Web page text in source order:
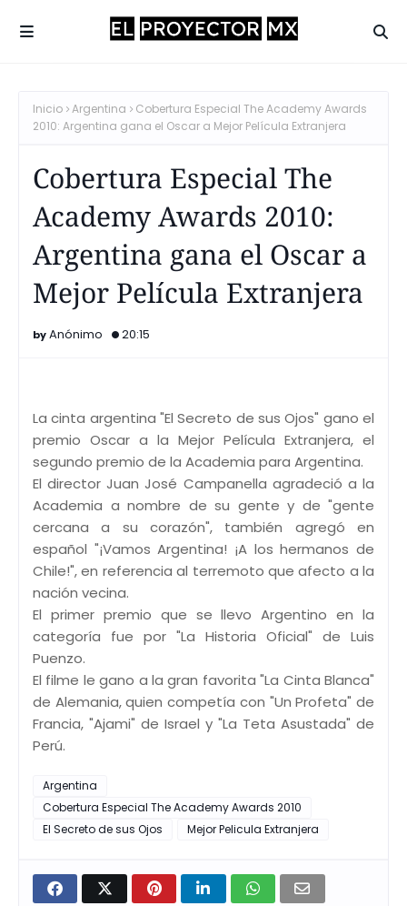
Inicio Argentina
Cobertura Especial The Academy Awards
2010: Argentina gana el Oscar a Mejor Película Extranjera
Cobertura Especial The
Academy Awards 2010:
Argentina gana el Oscar a
Mejor Película Extranjera
Anónimo 20:15
La cinta argentina "El Secreto de sus Ojos" gano el
premio Oscar a la Mejor Película Extranjera, el
segundo premio de la Academia para Argentina.
El director Juan José Campanella agradeció a la
Academia a nombre de su gente y de "gente
cercana a su corazón", también agregó en
español "¡Vamos Argentina! ¡A los hermanos de
Chile!", en referencia al terremoto que afecto a la
nación vecina.
El primer premio que se llevo Argentino en la
categoría fue por "La Historia Oficial" de Luis
Puenzo.
El filme le gano a la gran favorita "La Cinta Blanca"
de Alemania, quien competía con "Un Profeta" de
Francia, "Ajami" de Israel y "La Teta Asustada" de
Perú.
Argentina
Cobertura Especial The Academy Awards 2010
El Secreto de sus Ojos
Mejor Pelicula Extranjera